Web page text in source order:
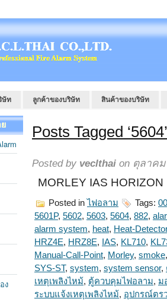
ษัท ลูกค้าของบริษัท สินค้าของบริษัท
ง
Posts Tagged ‘5604’
Posted by veclthai on ตุลาคม
MORLEY IAS
Posted in ไฟอลาม Tags:
5601P, 5602, 5603, 5604, 882,
alarm system, heat, Heat-Detector
HRZ4E, HRZ8E, IAS, KL710,
Manual-Call-Point, Morley, smoke
SYS-ST, system, system sensor,
เหตุเพลิงไหม้, ตู้ควบคุมไฟอลาม, ม
ระบบแจ้งเหตุเพลิงไหม้, อุปกรณ์ตร